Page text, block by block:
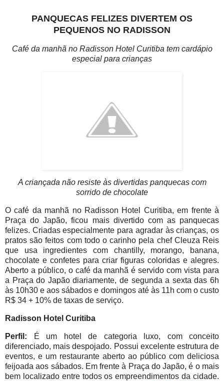
PANQUECAS FELIZES DIVERTEM OS
PEQUENOS NO RADISSON
Café da manhã no Radisson Hotel Curitiba tem cardápio
especial para crianças
A criançada não resiste às divertidas panquecas com
sorrido de chocolate
O café da manhã no Radisson Hotel Curitiba, em frente à
Praça do Japão, ficou mais divertido com as panquecas
felizes. Criadas especialmente para agradar às crianças, os
pratos são feitos com todo o carinho pela chef Cleuza Reis
que usa ingredientes com chantilly, morango, banana,
chocolate e confetes para criar figuras coloridas e alegres.
Aberto a público, o café da manhã é servido com vista para
a Praça do Japão diariamente, de segunda a sexta das 6h
às 10h30 e aos sábados e domingos até às 11h com o custo
R$ 34 + 10% de taxas de serviço.
Radisson Hotel Curitiba
Perfil: É um hotel de categoria luxo, com conceito
diferenciado, mais despojado. Possui excelente estrutura de
eventos, e um restaurante aberto ao público com deliciosa
feijoada aos sábados. Em frente à Praça do Japão, é o mais
bem localizado entre todos os empreendimentos da cidade.